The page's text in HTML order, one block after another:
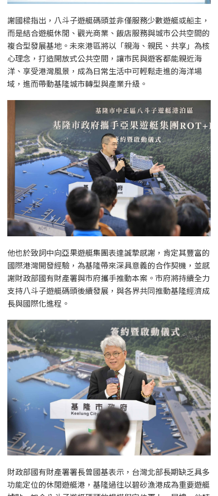
謝國樑指出，八斗子遊艇碼頭並非僅服務少數遊艇或船主，
而是結合遊艇休閒、觀光商業、飯店服務與城市公共空間的
複合型發展基地。未來港區將以「親海、親民、共享」為核
心理念，打造開放式公共空間，讓市民與遊客都能親近海
洋、享受港灣風景，成為日常生活中可輕鬆走進的海洋場
域，進而帶動基隆城市轉型與產業升級。
他也於致詞中向亞果遊艇集團表達誠摯感謝，肯定其豐富的
國際港灣開發經驗，為基隆帶來深具意義的合作契機，並感
謝財政部國有財產署與市府攜手推動本案。市府將持續全力
支持八斗子遊艇碼頭後續發展，與各界共同推動基隆經濟成
長與國際化進程。
財政部國有財產署署長曾國基表示，台灣北部長期缺乏具多
功能定位的休閒遊艇港，基隆過往以碧砂漁港成為重要遊艇